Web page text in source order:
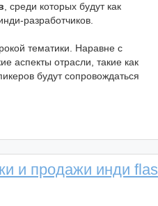
, среди которых будут как
разработчиков.
тематики. Наравне с
аспекты отрасли, такие как
будут сопровождаться
и продажи инди flas